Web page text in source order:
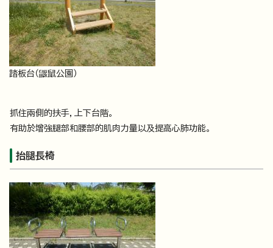
踏板台（鼴鼠公園）
抓住兩側的扶手，上下台階。
有助於增強腿部和腰部的肌肉力量以及提高心肺功能。
抬腿長椅